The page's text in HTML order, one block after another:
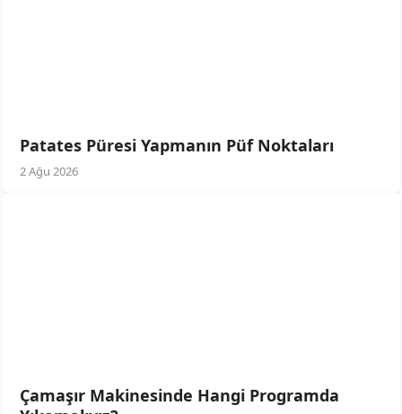
Patates Püresi Yapmanın Püf Noktaları
2 Ağu 2026
Çamaşır Makinesinde Hangi Programda